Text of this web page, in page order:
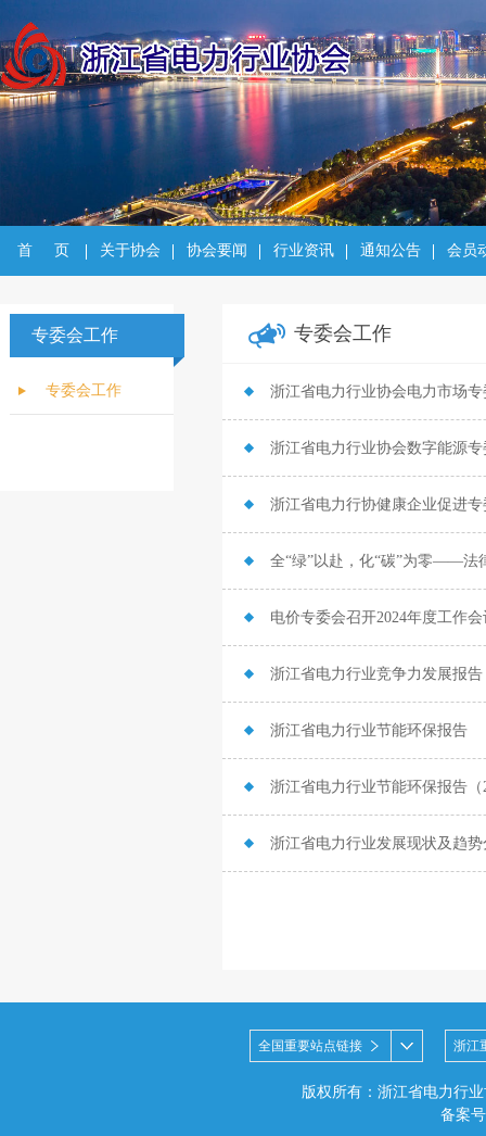
首     页 关于协会 协会要闻 行业资讯 通知公告 会员
专委会工作
Research
专委会工作
专委会工作
浙江省电力行业协会电力市场
浙江省电力行业协会数字能源
浙江省电力行协健康企业促进
全“绿”以赴，化“碳”为零——法
电价专委会召开2024年度工作
浙江省电力行业竞争力发展报告
浙江省电力行业节能环保报告
浙江省电力行业节能环保报告（
浙江省电力行业发展现状及趋
全国重要站点链接 浙江
版权所有：浙江省电力行
备案